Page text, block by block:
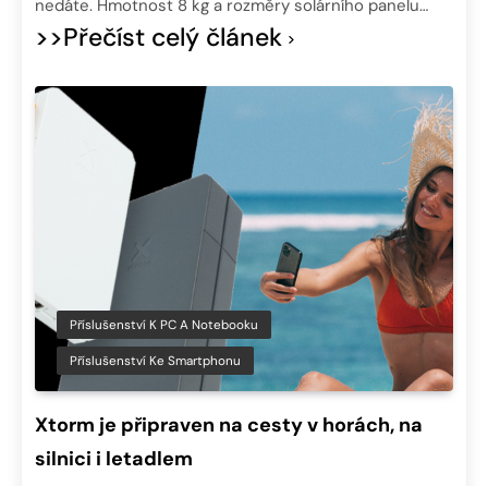
nedáte. Hmotnost 8 kg a rozměry solárního panelu…
>>Přečíst celý článek
Příslušenství K PC A Notebooku
Příslušenství Ke Smartphonu
Xtorm je připraven na cesty v horách, na
silnici i letadlem